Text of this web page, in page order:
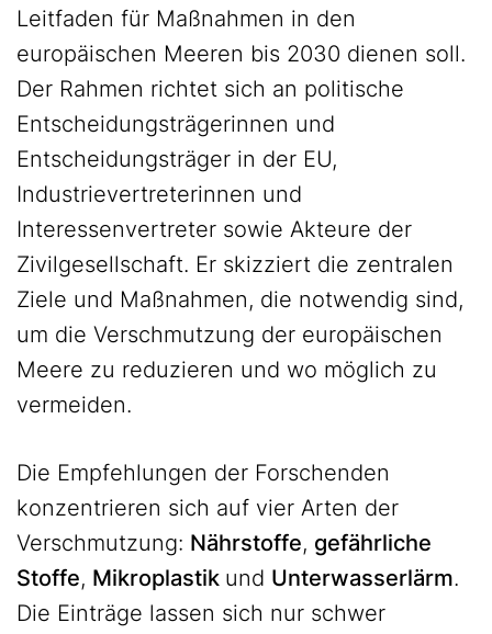
Leitfaden für Maßnahmen in den
europäischen Meeren bis 2030 dienen soll.
Der Rahmen richtet sich an politische
Entscheidungsträgerinnen und
Entscheidungsträger in der EU,
Industrievertreterinnen und
Interessenvertreter sowie Akteure der
Zivilgesellschaft. Er skizziert die zentralen
Ziele und Maßnahmen, die notwendig sind,
um die Verschmutzung der europäischen
Meere zu reduzieren und wo möglich zu
vermeiden.
Die Empfehlungen der Forschenden
konzentrieren sich auf vier Arten der
Verschmutzung: Nährstoffe, gefährliche
Stoffe, Mikroplastik und Unterwasserlärm.
Die Einträge lassen sich nur schwer